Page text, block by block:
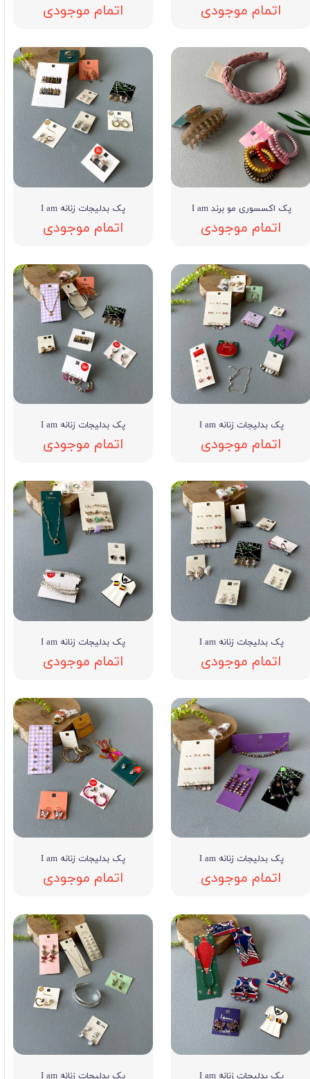
اتمام موجودی اتمام موجودی
پک اکسسوری مو برند I am
اتمام موجودی
پک بدلیجات زنانه I am
اتمام موجودی
پک بدلیجات زنانه I am
اتمام موجودی
پک بدلیجات زنانه I am
اتمام موجودی
پک بدلیجات زنانه I am
اتمام موجودی
پک بدلیجات زنانه I am
اتمام موجودی
پک بدلیجات زنانه I am
اتمام موجودی
پک بدلیجات زنانه I am
اتمام موجودی
پک بدلیجات زنانه I am پک بدلیجات زنانه I am